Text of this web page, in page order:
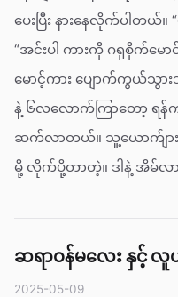
ပေးပြီး နားနေလိုက်ပါတယ်။
“အင်းပါ ကားကို ဂရုစိုက်မောင်
မောင့်ကား ပျောက်ကွယ်သွ
နဲ့ ၆လ‌လောက်ကြာတော့ ရန်
ဆက်လာတယ်။ သူ့ယောက်ျား
မို့ လိုက်ပို့တာတဲ့။ ဒါနဲ့ အိမ်လ
ဆရာဝန်မလေး နှင့်
2025-05-09